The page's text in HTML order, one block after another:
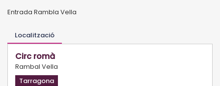
Entrada Rambla Vella
Localització
Circ romà
Rambal Vella
Tarragona